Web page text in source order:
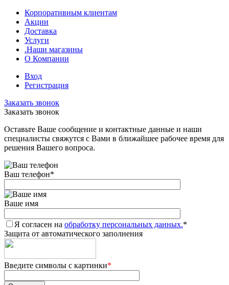
Корпоративным клиентам
Акции
Доставка
Услуги
.Наши магазины
О Компании
Вход
Регистрация
Заказать звонок
Заказать звонок
Оставьте Ваше сообщение и контактные данные и наши
специалисты свяжутся с Вами в ближайшее рабочее время для
решения Вашего вопроса.
Ваш телефон*
Ваше имя
Я согласен на обработку персональных данных.*
Защита от автоматического заполнения
Введите символы с картинки*